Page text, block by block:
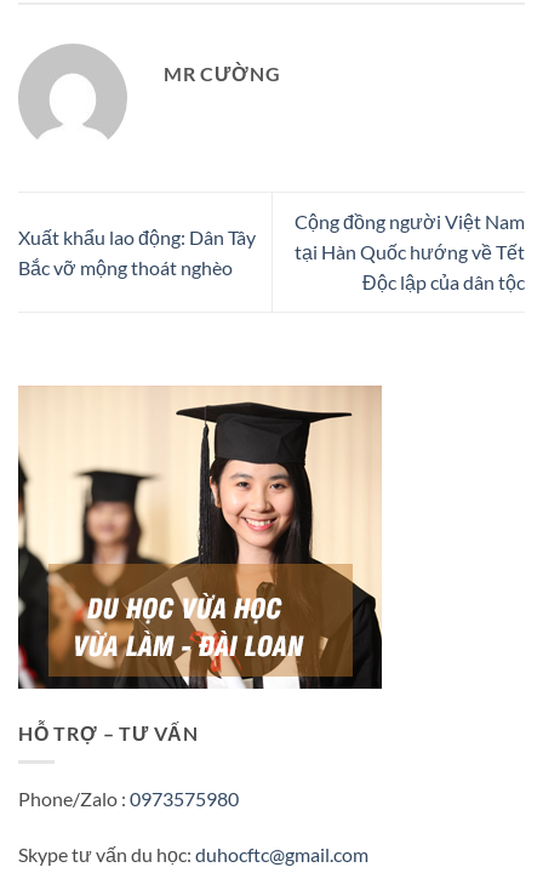
MR CƯỜNG
Xuất khẩu lao động: Dân Tây
Bắc vỡ mộng thoát nghèo
Cộng đồng người Việt Nam
tại Hàn Quốc hướng về Tết
Độc lập của dân tộc
HỖ TRỢ – TƯ VẤN
Phone/Zalo : 0973575980
Skype tư vấn du học: duhocftc@gmail.com